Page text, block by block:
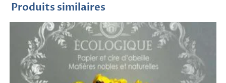
Produits similaires